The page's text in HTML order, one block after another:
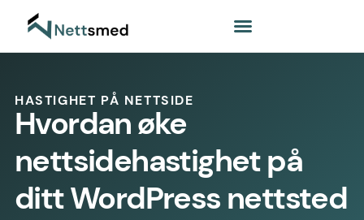
HASTIGHET PÅ NETTSIDE
Hvordan øke
nettsidehastighet på
ditt WordPress nettsted